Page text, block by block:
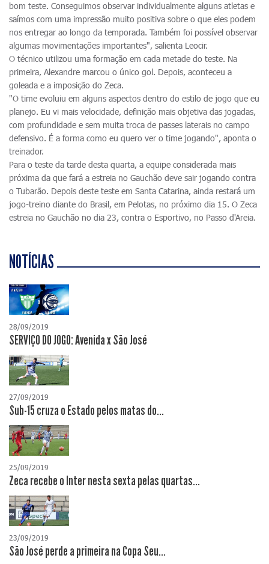
bom teste. Conseguimos observar individualmente alguns atletas e
saímos com uma impressão muito positiva sobre o que eles podem
nos entregar ao longo da temporada. Também foi possível observar
algumas movimentações importantes", salienta Leocir.
O técnico utilizou uma formação em cada metade do teste. Na
primeira, Alexandre marcou o único gol. Depois, aconteceu a
goleada e a imposição do Zeca.
"O time evoluiu em alguns aspectos dentro do estilo de jogo que eu
planejo. Eu vi mais velocidade, definição mais objetiva das jogadas,
com profundidade e sem muita troca de passes laterais no campo
defensivo. É a forma como eu quero ver o time jogando", aponta o
treinador.
Para o teste da tarde desta quarta, a equipe considerada mais
próxima da que fará a estreia no Gauchão deve sair jogando contra
o Tubarão. Depois deste teste em Santa Catarina, ainda restará um
jogo-treino diante do Brasil, em Pelotas, no próximo dia 15. O Zeca
estreia no Gauchão no dia 23, contra o Esportivo, no Passo d'Areia.
NOTÍCIAS
28/09/2019
SERVIÇO DO JOGO: Avenida x São José
27/09/2019
Sub-15 cruza o Estado pelos matas do...
25/09/2019
Zeca recebe o Inter nesta sexta pelas quartas...
23/09/2019
São José perde a primeira na Copa Seu...